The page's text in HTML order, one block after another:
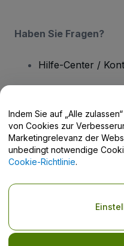
Haben Sie Fragen?
Hilfe-Center /
Urheberrecht © viagogo
Durch die Nutzung dieser
Geschäftsbedingungen und
Cookie-Richtlinieund
Indem Sie auf „Alle
von Cookies zur
Marketingrelevanz der Website zu. Ansonsten
unbedingt notwendige
Cookie-Richtlinie.